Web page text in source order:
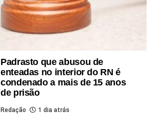
Padrasto que abusou de
enteadas no interior do RN é
condenado a mais de 15 anos
de prisão
Redação 1 dia atrás